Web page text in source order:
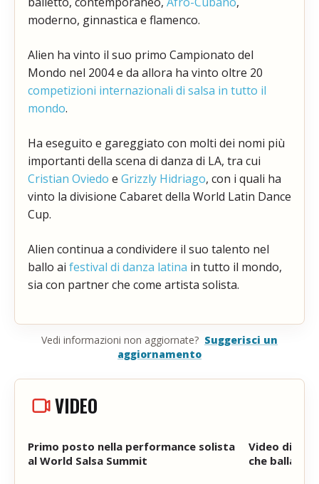
moderno, ginnastica e flamenco.
Alien ha vinto il suo primo Campionato del
Mondo nel 2004 e da allora ha vinto oltre 20
competizioni internazionali di salsa in tutto il
mondo.
Ha eseguito e gareggiato con molti dei nomi più
importanti della scena di danza di LA, tra cui
Cristian Oviedo e Grizzly Hidriago, con i quali ha
vinto la divisione Cabaret della World Latin Dance
Cup.
Alien continua a condividere il suo talento nel
ballo ai festival di danza latina in tutto il mondo,
sia con partner che come artista solista.
Vedi informazioni non aggiornate? Suggerisci un
aggiornamento
VIDEO
Primo posto nella performance solista
al World Salsa Summit
Video di
che balla